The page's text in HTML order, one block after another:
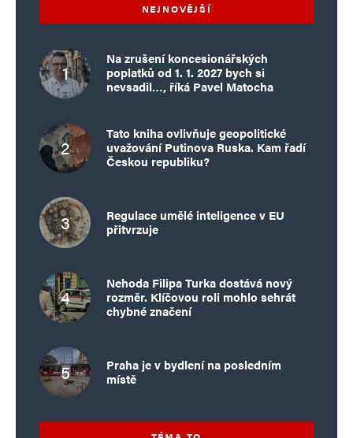
NEJNOVĚJŠÍ
Na zrušení koncesionářských
poplatků od 1. 1. 2027 bych si
nevsadil…, říká Pavel Matocha
Tato kniha ovlivňuje geopolitické
uvažování Putinova Ruska. Kam řadí
Českou republiku?
Regulace umělé inteligence v EU
přitvrzuje
Nehoda Filipa Turka dostává nový
rozměr. Klíčovou roli mohlo sehrát
chybné značení
Praha je v bydlení na posledním
místě